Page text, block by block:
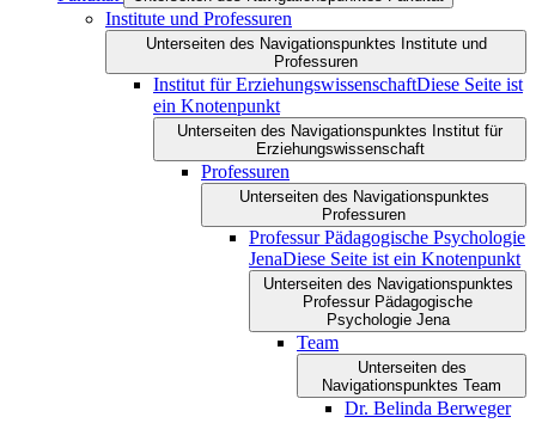
Institute und Professuren
Unterseiten des Navigationspunktes Institute und
Professuren
Institut für ErziehungswissenschaftDiese Seite ist
ein Knotenpunkt
Unterseiten des Navigationspunktes Institut für
Erziehungswissenschaft
Professuren
Unterseiten des Navigationspunktes
Professuren
Professur Pädagogische Psychologie
JenaDiese Seite ist ein Knotenpunkt
Unterseiten des Navigationspunktes
Professur Pädagogische
Psychologie Jena
Team
Unterseiten des
Navigationspunktes Team
Dr. Belinda Berweger